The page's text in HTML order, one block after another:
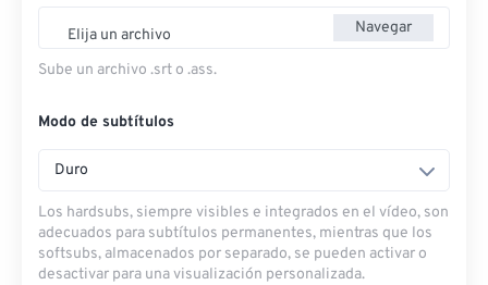
Elija un archivo Navegar
Sube un archivo .srt o .ass.
Modo de subtítulos
Duro
Los hardsubs, siempre visibles e integrados en el vídeo, son
adecuados para subtítulos permanentes, mientras que los
softsubs, almacenados por separado, se pueden activar o
desactivar para una visualización personalizada.